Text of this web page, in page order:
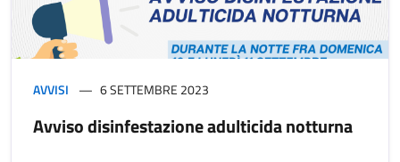
AVVISI 6 SETTEMBRE 2023
Avviso disinfestazione adulticida notturna